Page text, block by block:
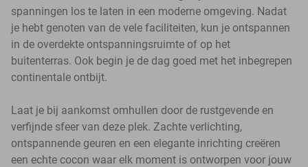
spanningen los te laten in een moderne omgeving. Nadat
je hebt genoten van de vele faciliteiten, kun je ontspannen
in de overdekte ontspanningsruimte of op het
buitenterras. Ook begin je de dag goed met het inbegrepen
continentale ontbijt.
Laat je bij aankomst omhullen door de rustgevende en
verfijnde sfeer van deze plek. Zachte verlichting,
ontspannende geuren en een elegante inrichting creëren
een echte cocon waar elk moment is ontworpen voor jouw